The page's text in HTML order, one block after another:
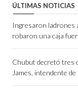
ÚLTIMAS NOTICIAS
Ingresaron ladrones
robaron una caja
Chubut decretó tres
James, intendente de